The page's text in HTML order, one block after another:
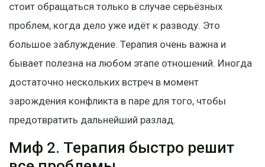
стоит обращаться только в случае серьёзных
проблем, когда дело уже идёт к разводу. Это
большое заблуждение. Терапия очень важна и
бывает полезна на любом этапе отношений. Иногда
достаточно нескольких встреч в момент
зарождения конфликта в паре для того, чтобы
предотвратить дальнейший разлад.
Миф 2. Терапия быстро решит